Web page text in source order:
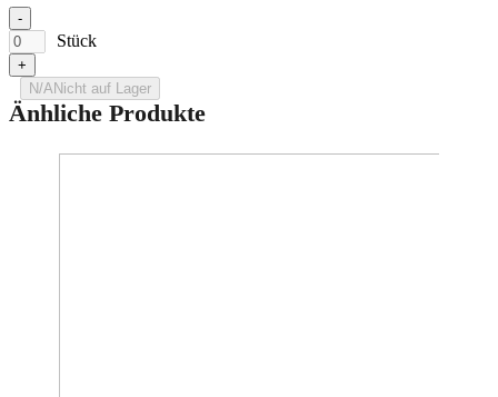
-
Stück
+
N/ANicht auf Lager
Änhliche Produkte